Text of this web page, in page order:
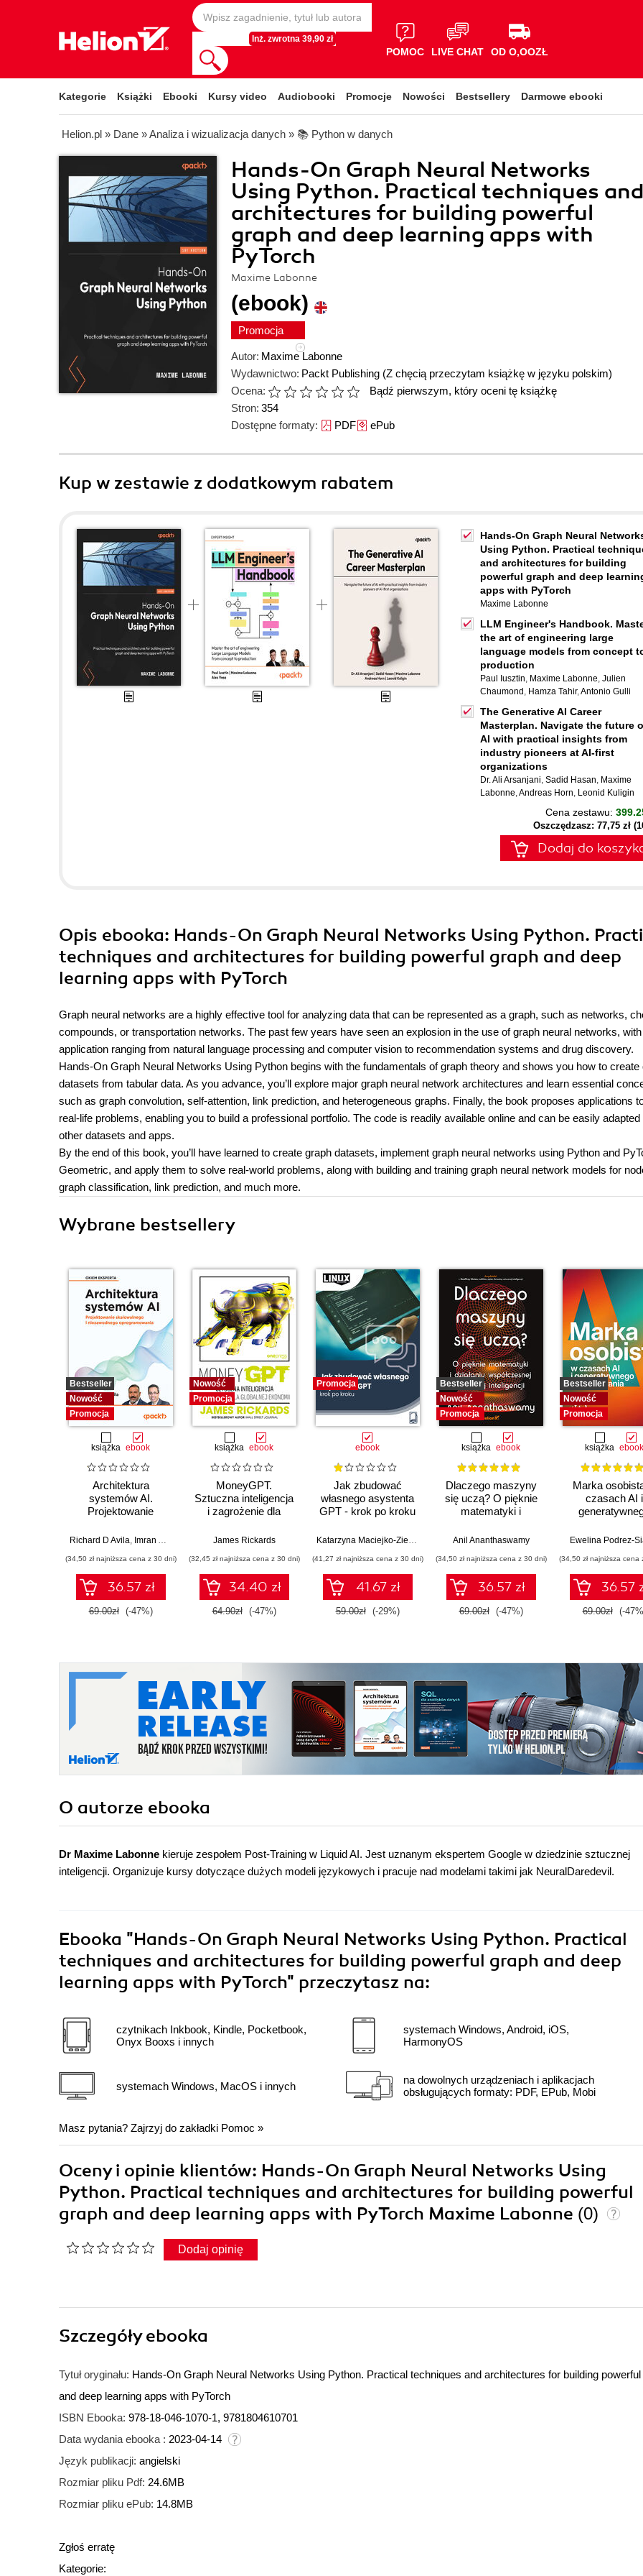
Inż. zwrotna 39,90 zł
POMOC LIVE CHAT OD O,OOZŁ
Kategorie Książki Ebooki Kursy video Audiobooki Promocje Nowości Bestsellery Darmowe ebooki
Helion.pl » Dane »Analiza i wizualizacja danych » 📚 Python w danych
Hands-On Graph Neural Networks
Using Python. Practical techniques and
architectures for building powerful
graph and deep learning apps with
PyTorch
Maxime Labonne
(ebook)
Promocja
Autor: Maxime Labonne
Wydawnictwo: Packt Publishing (Z chęcią przeczytam książkę w języku polskim)
Ocena:
Bądź pierwszym, który oceni tę książkę
Stron: 354
Dostępne formaty: PDFePub
Kup w zestawie z dodatkowym rabatem
Hands-On Graph Neural
Using Python. Practical
and architectures for building
powerful graph and deep
apps with PyTorch
Maxime Labonne
LLM Engineer's Handbook.
the art of engineering large
language models from concept
production
Paul Iusztin, Maxime Labonne, Julien
Chaumond , Hamza Tahir,Antonio Gulli
The Generative AI Career
Masterplan. Navigate the future
AI with practical insights from
industry pioneers at AI-first
organizations
Dr. Ali Arsanjani, Sadid Hasan, Maxime
Labonne,Andreas Horn, Leonid Kuligin
Cena zestawu:
Oszczędzasz: 77,75 zł
Dodaj do
Opis ebooka: Hands-On Graph Neural Networks Using Python.
techniques and architectures for building powerful graph and deep
learning apps with PyTorch
Graph neural networks are a highly effective tool for analyzing data that can be represented as a graph, such as networks,
compounds, or transportation networks. The past few years have seen an explosion in the use of graph neural networks,
application ranging from natural language processing and computer vision to recommendation systems and drug discovery.
Hands-On Graph Neural Networks Using Python begins with the fundamentals of graph theory and shows you how to create
datasets from tabular data. As you advance, you’ll explore major graph neural network architectures and learn essential
such as graph convolution, self-attention, link prediction, and heterogeneous graphs. Finally, the book proposes applications
real-life problems, enabling you to build a professional portfolio. The code is readily available online and can be easily adapted
other datasets and apps.
By the end of this book, you’ll have learned to create graph datasets, implement graph neural networks using Python and
Geometric, and apply them to solve real-world problems, along with building and training graph neural network models for
graph classification, link prediction, and much more.
Wybrane bestsellery
Bestseller
Nowość
Promocja
książka ebook
Architektura
systemów AI.
Projektowanie
niezawodnego
Richard D Avila, Imran Ahmad
(34,50 zł najniższa cena z 30 dni)
36.57 zł
69.00zł (-47%)
Nowość
Promocja
książka ebook
MoneyGPT.
Sztuczna inteligencja
i zagrożenie dla
James Rickards
(32,45 zł najniższa cena z 30 dni)
34.40 zł
64.90zł (-47%)
Promocja
ebook
Jak zbudować
własnego asystenta
GPT - krok po kroku
Katarzyna Maciejko-Zielińska
(41,27 zł najniższa cena z 30 dni)
41.67 zł
59.00zł (-29%)
Bestseller
Nowość
Promocja
książka ebook
Dlaczego maszyny
się uczą? O pięknie
matematyki i
współczesnej
Anil Ananthaswamy
(34,50 zł najniższa cena z 30 dni)
36.57 zł
69.00zł (-47%)
Bestseller
Nowość
Promocja
książka ebook
Marka
czasach AI i
Ewelina Podrez-
(34,50 zł najniższa cena
36.57
69.00zł (-
O autorze ebooka
Dr Maxime Labonne kieruje zespołem Post-Training w Liquid AI. Jest uznanym ekspertem Google w dziedzinie sztucznej
inteligencji. Organizuje kursy dotyczące dużych modeli językowych i pracuje nad modelami takimi jak NeuralDaredevil.
Ebooka "Hands-On Graph Neural Networks Using Python. Practical
techniques and architectures for building powerful graph and deep
learning apps with PyTorch" przeczytasz na:
czytnikach Inkbook, Kindle, Pocketbook,
Onyx Booxs i innych
systemach Windows, MacOS i innych
systemach Windows, Android, iOS,
HarmonyOS
na dowolnych urządzeniach i aplikacjach
obsługujących formaty: PDF, EPub, Mobi
Masz pytania? Zajrzyj do zakładki Pomoc »
Oceny i opinie klientów: Hands-On Graph Neural Networks Using
Python. Practical techniques and architectures for building powerful
graph and deep learning apps with PyTorch Maxime Labonne (0)
Dodaj opinię
Szczegółyebooka
Tytuł oryginału: Hands-On Graph Neural Networks Using Python. Practical techniques and architectures for building powerful
and deep learning apps with PyTorch
ISBN Ebooka: 978-18-046-1070-1, 9781804610701
Data wydania ebooka : 2023-04-14
Język publikacji: angielski
Rozmiar pliku Pdf: 24.6MB
Rozmiar pliku ePub: 14.8MB
Zgłoś erratę
Kategorie: